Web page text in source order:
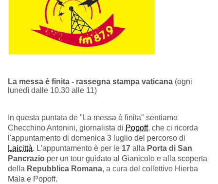
La messa è finita - rassegna stampa vaticana (ogni
lunedì dalle 10.30 alle 11)
In questa puntata de "La messa è finita" sentiamo
Checchino Antonini, giornalista di Popoff, che ci ricorda
l'appuntamento di domenica 3 luglio del percorso di
Laicittà. L'appuntamento è per le 17 alla Porta di San
Pancrazio per un tour guidato al Gianicolo e alla scoperta
della Repubblica Romana, a cura del collettivo Hierba
Mala e Popoff.